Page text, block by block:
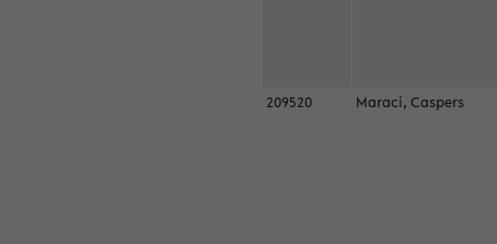
209520 Maraci, Caspers